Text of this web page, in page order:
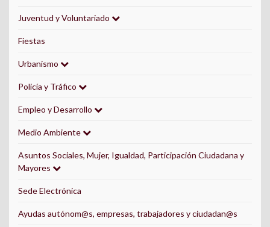
Juventud y Voluntariado
Fiestas
Urbanismo
Policía y Tráfico
Empleo y Desarrollo
Medio Ambiente
Asuntos Sociales, Mujer, Igualdad, Participación Ciudadana y
Mayores
Sede Electrónica
Ayudas autónom@s, empresas, trabajadores y ciudadan@s